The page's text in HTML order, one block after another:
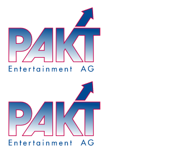
content